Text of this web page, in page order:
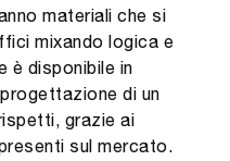
materiali che si
mixando logica e
è disponibile in
di un
grazie ai
sul mercato.